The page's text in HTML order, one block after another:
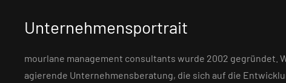
Unternehmensportrait
mourlane management consultants wurde 2002 gegründet.
agierende Unternehmensberatung, die sich auf die